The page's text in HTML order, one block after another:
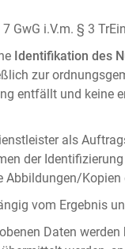
GwG i.V.m. § 3
Identifikation des
zur
entfällt und keine
als
der
Abbildungen/
vom Ergebnis
Daten